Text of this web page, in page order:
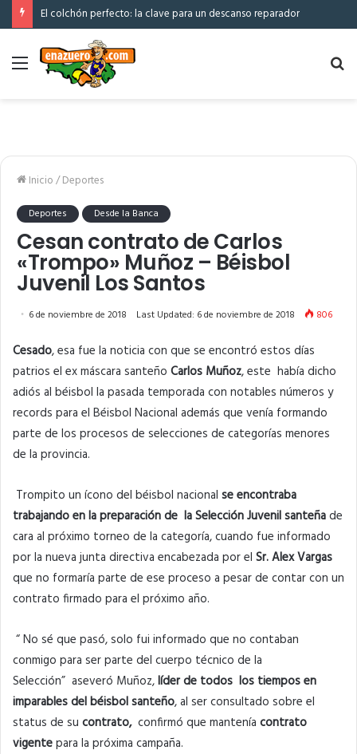
El colchón perfecto: la clave para un descanso reparador
Menú
Inicio/Deportes
Deportes Desde la Banca
Cesan contrato de Carlos
«Trompo» Muñoz – Béisbol
Juvenil Los Santos
6 de noviembre de 2018 Last Updated: 6 de noviembre de 2018 806
Cesado, esa fue la noticia con que se encontró estos días
patrios el ex máscara santeño Carlos Muñoz, este había dicho
adiós al béisbol la pasada temporada con notables números y
records para el Béisbol Nacional además que venía formando
parte de los procesos de selecciones de categorías menores
de la provincia.
Trompito un ícono del béisbol nacional se encontraba
trabajando en la preparación de la Selección Juvenil santeñade
cara al próximo torneo de la categoría, cuando fue informado
por la nueva junta directiva encabezada por el Sr. Alex Vargas
que no formaría parte de ese proceso a pesar de contar con un
contrato firmado para el próximo año.
“ No sé que pasó, solo fui informado que no contaban
conmigo para ser parte del cuerpo técnico de la
Selección” aseveró Muñoz,líder de todos los tiempos en
imparables del béisbol santeño, al ser consultado sobre el
status de su contrato,confirmó que mantenía contrato
vigentepara la próxima campaña.